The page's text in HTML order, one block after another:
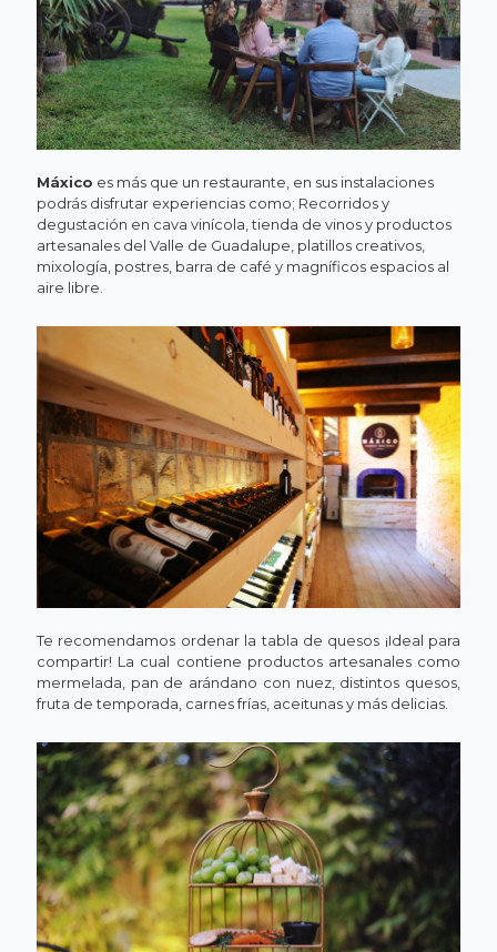
Máxico es más que un restaurante, en sus instalaciones
podrás disfrutar experiencias como; Recorridos y
degustación en cava vinícola, tienda de vinos y productos
artesanales del Valle de Guadalupe, platillos creativos,
mixología, postres, barra de café y magníficos espacios al
aire libre.
Te recomendamos ordenar la tabla de quesos ¡Ideal para
compartir! La cual contiene productos artesanales como
mermelada, pan de arándano con nuez, distintos quesos,
fruta de temporada, carnes frías, aceitunas y más delicias.